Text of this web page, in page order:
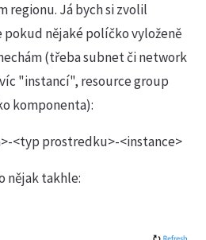
regionu. Já bych si zvolil
nějaké políčko vyloženě
(třeba subnet či network
"instancí", resource group
komponenta):
<typ prostredku>-<instance>
nějak takhle: